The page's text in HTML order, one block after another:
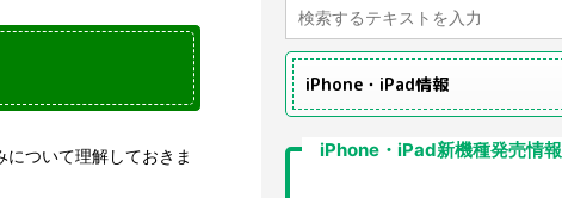
ついて理解しておきま
iPhone・iPad情報
iPhone・iPad新機種発売情報